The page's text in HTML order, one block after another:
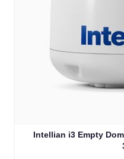
Intellian i3 Empty